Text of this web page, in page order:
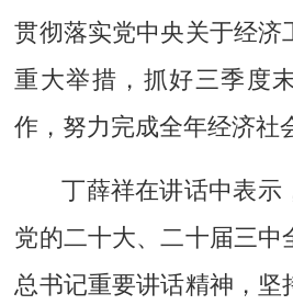
贯彻落实党中央关于经济
重大举措，抓好三季度
作，努力完成全年经济社
丁薛祥在讲话中表示
党的二十大、二十届三中
总书记重要讲话精神，坚